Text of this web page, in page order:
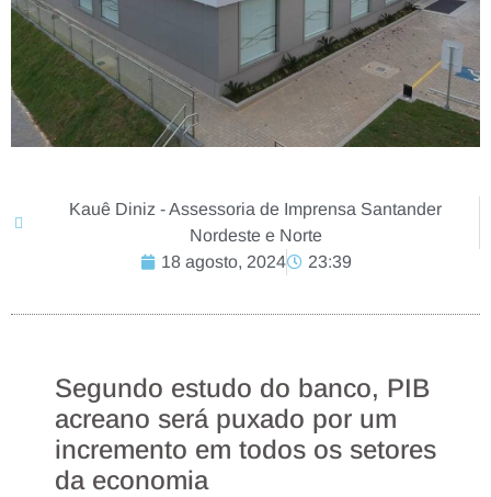
Kauê Diniz - Assessoria de Imprensa Santander
Nordeste e Norte
18 agosto, 2024
23:39
Segundo estudo do banco, PIB
acreano será puxado por um
incremento em todos os setores
da economia